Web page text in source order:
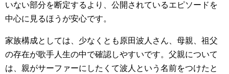
いない部分を断定するより、公開されているエピソードを
中心に見るほうが安心です。
家族構成としては、少なくとも原田波人さん、母親、祖父
の存在が歌手人生の中で確認しやすいです。父親について
は、親がサーファーにしたくて波人という名前をつけたと